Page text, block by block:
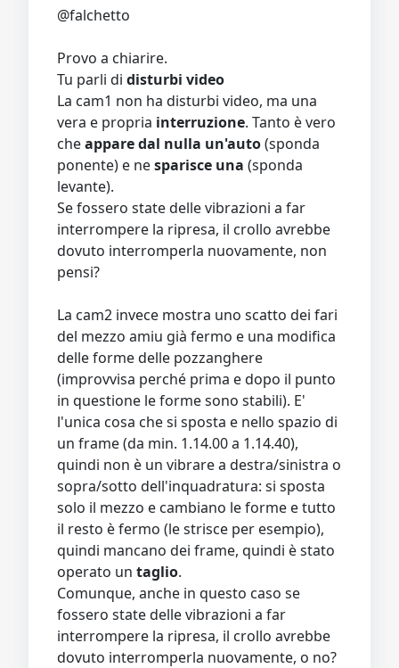
@falchetto
Provo a chiarire.
Tu parli di disturbi video
La cam1 non ha disturbi video, ma una
vera e propria interruzione. Tanto è vero
cheappare dal nulla un'auto(sponda
ponente) e nesparisce una (sponda
levante).
Se fossero state delle vibrazioni a far
interrompere la ripresa, il crollo avrebbe
dovuto interromperla nuovamente, non
pensi?
La cam2 invece mostra uno scatto dei fari
del mezzo amiu già fermo e una modifica
delle forme delle pozzanghere
(improvvisa perché prima e dopo il punto
in questione le forme sono stabili). E'
l'unica cosa che si sposta e nello spazio di
un frame (da min. 1.14.00 a 1.14.40),
quindi non è un vibrare a destra/sinistra o
sopra/sotto dell'inquadratura: si sposta
solo il mezzo e cambiano le forme e tutto
il resto è fermo (le strisce per esempio),
quindi mancano dei frame, quindi è stato
operato un taglio.
Comunque, anche in questo caso se
fossero state delle vibrazioni a far
interrompere la ripresa, il crollo avrebbe
dovuto interromperla nuovamente, o no?